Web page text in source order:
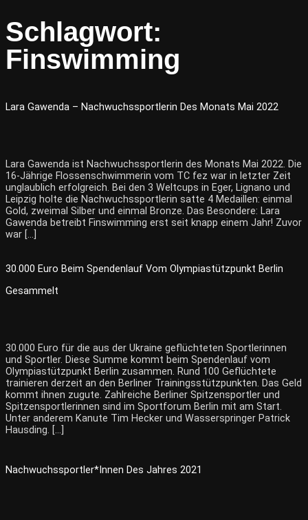
Schlagwort:
Finswimming
Lara Gawenda – Nachwuchssportlerin Des Monats Mai 2022
Lara Gawenda ist Nachwuchssportlerin des Monats Mai 2022. Die
16-Jährige Flossenschwimmerin vom TC fez war in letzter Zeit
unglaublich erfolgreich. Bei den 3 Weltcups in Eger, Lignano und
Leipzig holte die Nachwuchssportlerin satte 4 Medaillen: einmal
Gold, zweimal Silber und einmal Bronze. Das Besondere: Lara
Gawenda betreibt Finswimming erst seit knapp einem Jahr! Zuvor
war […]
30.000 Euro Beim Spendenlauf Vom Olympiastützpunkt Berlin
Gesammelt
30.000 Euro für die aus der Ukraine geflüchteten Sportlerinnen
und Sportler. Diese Summe kommt beim Spendenlauf vom
Olympiastützpunkt Berlin zusammen. Rund 100 Geflüchtete
trainieren derzeit an den Berliner Trainingsstützpunkten. Das Geld
kommt ihnen zugute. Zahlreiche Berliner Spitzensportler und
Spitzensportlerinnen sind im Sportforum Berlin mit am Start.
Unter anderem Kanute Tim Hecker und Wasserspringer Patrick
Hausding. […]
Nachwuchssportler*innen Des Jahres 2021